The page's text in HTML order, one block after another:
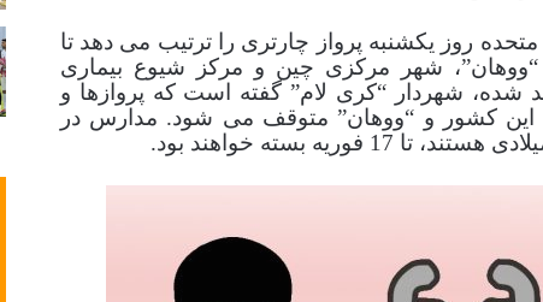
روز یکشنبه پرواز چارتری را ترتیب می دهد تا
“ووهان”، شهر مرکزی چین و مرکز شیوع بیماری
شده، شهردار “کری لام” گفته است که پروازها و
این کشور و “ووهان” متوقف می شود. مدارس در
بسته خواهند بود.